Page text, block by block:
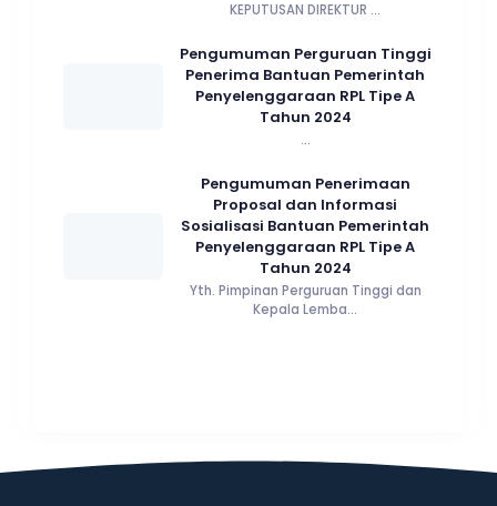
KEPUTUSAN DIREKTUR ...
Pengumuman Perguruan Tinggi
Penerima Bantuan Pemerintah
Penyelenggaraan RPL Tipe A
Tahun 2024
...
Pengumuman Penerimaan
Proposal dan Informasi
Sosialisasi Bantuan Pemerintah
Penyelenggaraan RPL Tipe A
Tahun 2024
Yth. Pimpinan Perguruan Tinggi dan
Kepala Lemba...